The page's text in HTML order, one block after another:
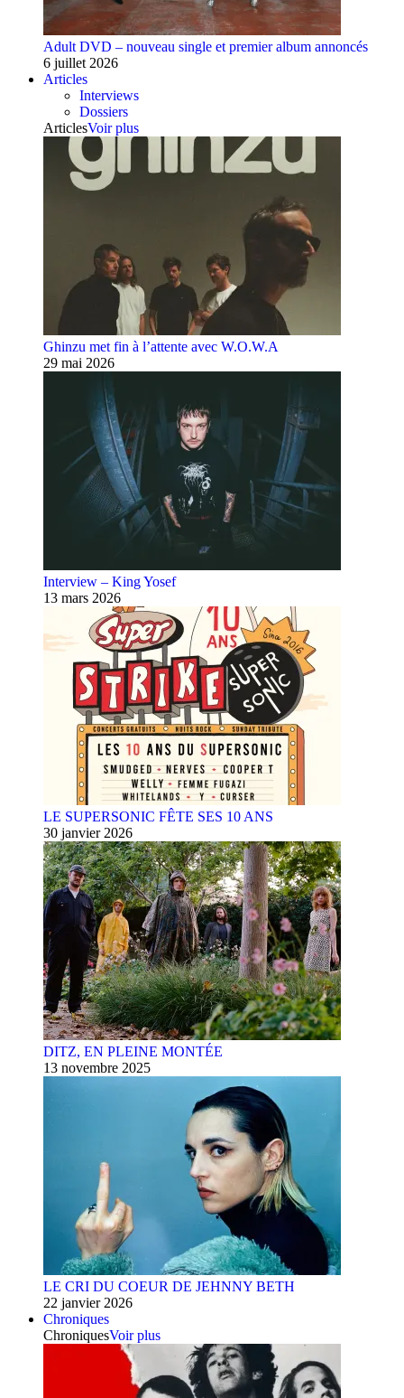
Adult DVD – nouveau single et premier album annoncés
6 juillet 2026
Articles
Interviews
Dossiers
ArticlesVoir plus
Ghinzu met fin à l’attente avec W.O.W.A
29 mai 2026
Interview – King Yosef
13 mars 2026
LE SUPERSONIC FÊTE SES 10 ANS
30 janvier 2026
DITZ, EN PLEINE MONTÉE
13 novembre 2025
LE CRI DU COEUR DE JEHNNY BETH
22 janvier 2026
Chroniques
ChroniquesVoir plus